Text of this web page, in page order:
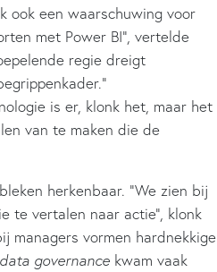
ook een waarschuwing voor
met Power BI”, vertelde
regie dreigt
is er, klonk het, maar het
van te maken die de
herkenbaar. “We zien bij
te vertalen naar actie”, klonk
managers vormen hardnekkige
data governance kwam vaak